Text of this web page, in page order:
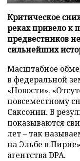
Критическое
реках привело к
предвестников
сильнейших
Масштабное
в федеральной
«Новости».
повсеместному
Саксонии. В
показываются
лет – так
на Эльбе в
агентства DPA.